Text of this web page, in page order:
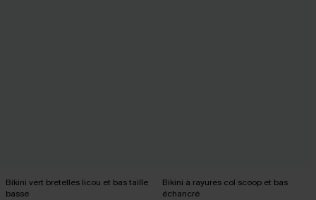
Bikini vert bretelles licou et bas taille
basse
Bikini à rayures col scoop et bas
échancré